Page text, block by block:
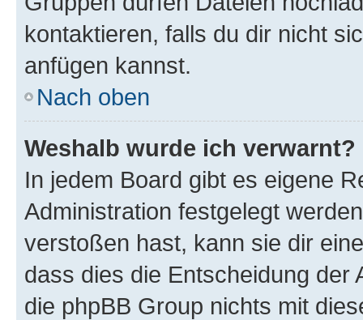
kontaktieren, falls du dir nicht
anfügen kannst.
Nach oben
Weshalb wurde ich verwarnt?
In jedem Board gibt es eigene
Administration festgelegt
verstoßen hast, kann sie dir
dass dies die Entscheidung der
die phpBB Group nichts mit